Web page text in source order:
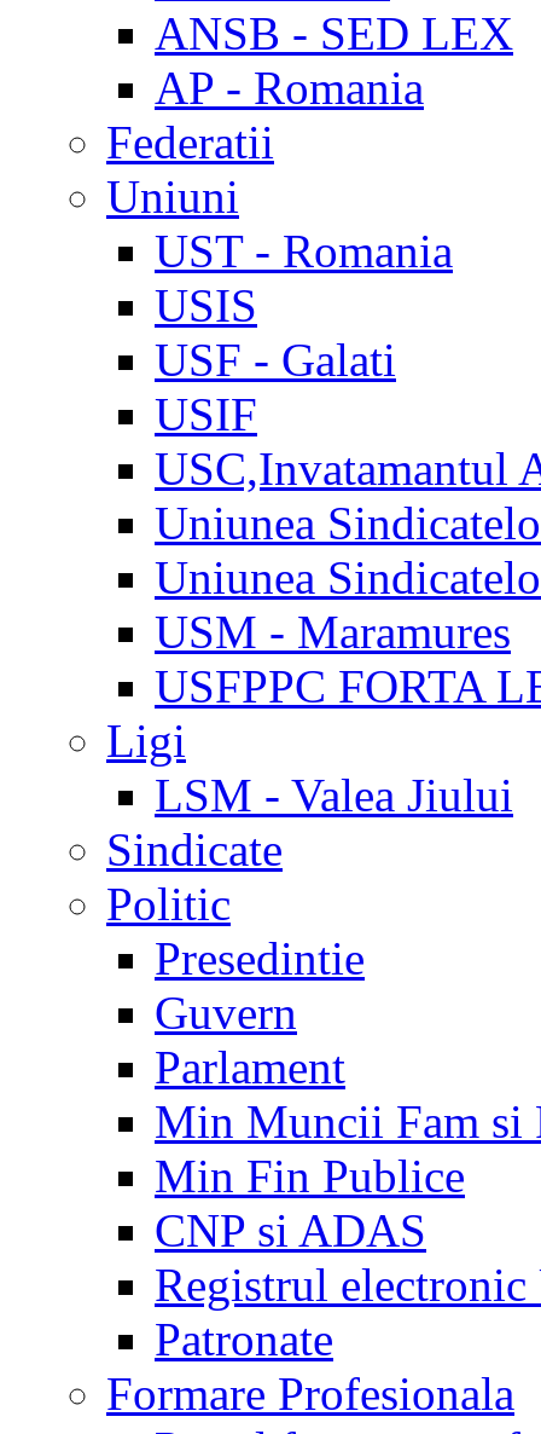
ANSB - SED LEX
AP - Romania
Federatii
Uniuni
UST - Romania
USIS
USF - Galati
USIF
USC,Invatamantul
Uniunea
Uniunea
USM - Maramures
USFPPC FORTA
Ligi
LSM - Valea Jiului
Sindicate
Politic
Presedintie
Guvern
Parlament
Min Muncii Fam si
Min Fin Publice
CNP si ADAS
Registrul electronic
Patronate
Formare Profesionala